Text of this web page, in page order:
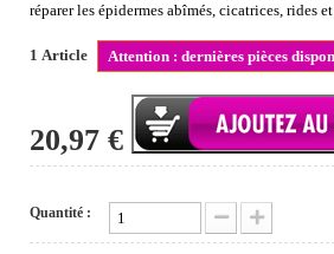
réparer les épidermes abîmés, cicatrices, rides
1 Article Attention : dernières pièces
20,97 €
Quantité :